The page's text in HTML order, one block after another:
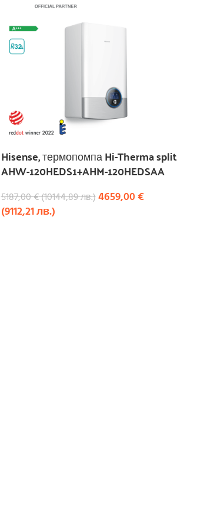
Hisense, термопомпа Hi-Therma split
AHW-120HEDS1+AHM-120HEDSAA
5187,00€(10144,89лв.)4659,00€
(9112,21лв.)